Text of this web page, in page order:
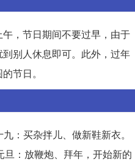
，节日期间不要过早，由于
别人休息即可。此外，过年
节日。
：买杂拌儿、做新鞋新衣。
：放鞭炮、拜年，开始新的